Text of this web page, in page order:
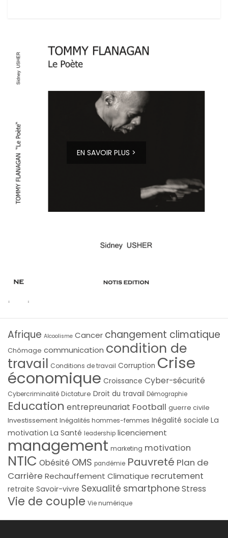
EN SAVOIR PLUS >
Afrique Alcoolisme Cancer changement climatique
Chômage communication condition de
travail Conditions de travail Corruption Crise
économique Croissance Cyber-sécurité
Cybercriminalité Dictature Droit du travail Démographie
Education entrepreunariat Football guerre civile
Investissement Inégalités hommes-femmes Inégalité sociale La
motivation La Santé leadership licenciement
management marketing motivation
NTIC Obésité OMS pandémie Pauvreté Plan de
Carrière Rechauffement Climatique recrutement
retraite Savoir-vivre Sexualité smartphoneStress
Vie de couple Vie numérique